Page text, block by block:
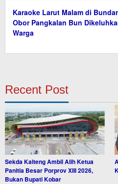
Karaoke Larut Malam di
Obor Pangkalan Bun
Warga
Recent Post
Sekda Kalteng Ambil Alih Ketua
Panitia Besar Porprov XIII 2026,
Bukan Bupati Kobar